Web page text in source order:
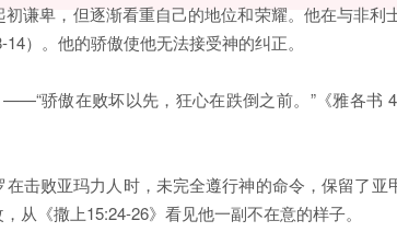
谦卑，但逐渐看重自己的地位和荣耀。他在与非利
）。他的骄傲使他无法接受神的纠正。
骄傲在败坏以先，狂心在跌倒之前。”《雅各
击败亚玛力人时，未完全遵行神的命令，保留了
从《撒上15:24-26》看见他一副不在意的样子。